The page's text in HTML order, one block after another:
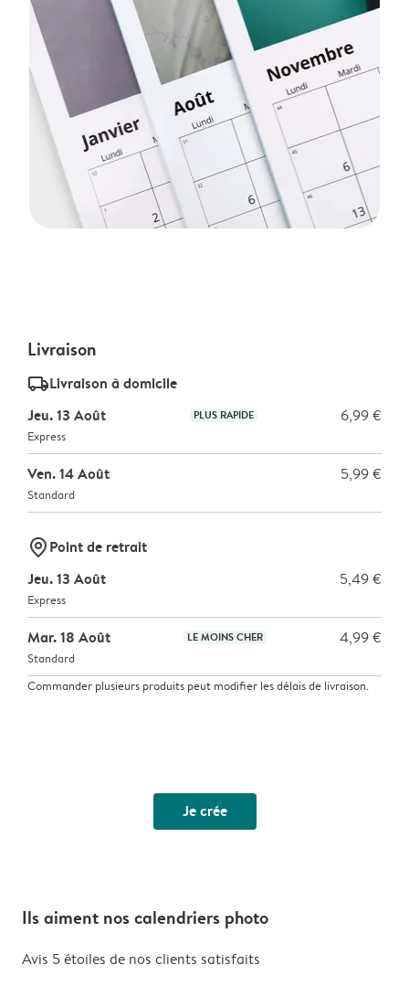
Livraison
delivery_standard_v2Livraison à domicile
Jeu. 13 Août
PLUS RAPIDE 6,99 €
Express
Ven. 14 Août 5,99 €
Standard
marker-pinPoint de retrait
Jeu. 13 Août
5,49 €
Express
Mar. 18 Août LE MOINS CHER 4,99 €
Standard
Commander plusieurs produits peut modifier les délais de livraison.
Je crée
Ils aiment nos calendriers photo
Avis 5 étoiles de nos clients satisfaits